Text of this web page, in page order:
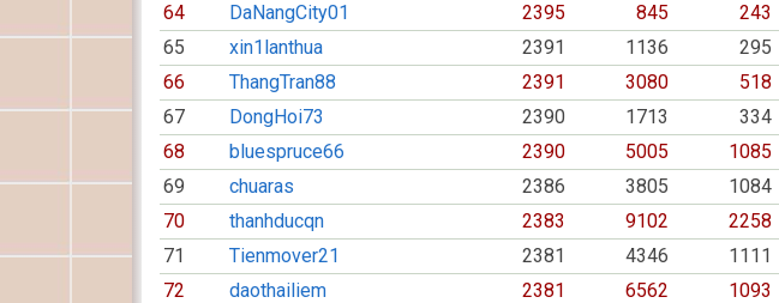
64
DaNangCity01 2395 845 243
65
xin1lanthua 2391 1136 295
66
ThangTran88 2391 3080 518
67
DongHoi73 2390 1713 334
68
bluespruce66 2390 5005 1085
69
chuaras 2386 3805 1084
70
thanhducqn 2383 9102 2258
71
Tienmover21 2381 4346 1111
72
daothailiem 2381 6562 1093